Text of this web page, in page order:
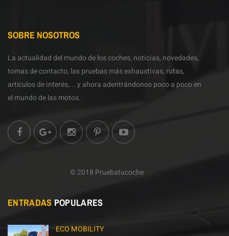
SOBRE NOSOTROS
La actualidad del mundo de los coches, noticias, novedades,
tomas de contacto, las pruebas más exhaustivas, rutas,
artículos de interés,... y ahora adentrándonos poco a poco en
el mundo de las motos.
© 2018 Pruebatucoche
ENTRADAS POPULARES
ECO MOBILITY